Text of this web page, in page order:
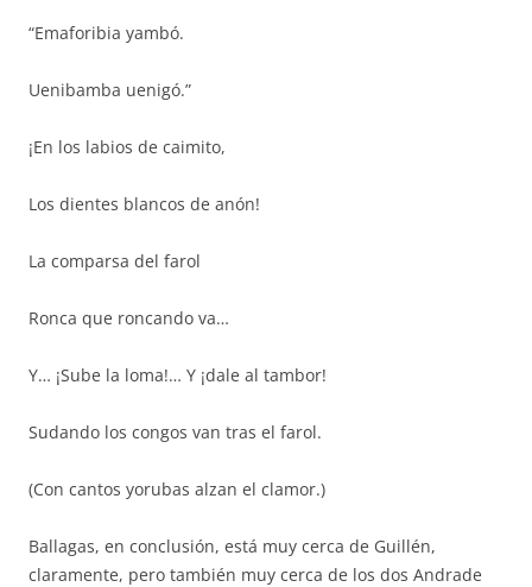
“Emaforibia yambó.
Uenibamba uenigó.”
¡En los labios de caimito,
Los dientes blancos de anón!
La comparsa del farol
Ronca que roncando va…
Y… ¡Sube la loma!… Y ¡dale al tambor!
Sudando los congos van tras el farol.
(Con cantos yorubas alzan el clamor.)
Ballagas, en conclusión, está muy cerca de Guillén,
claramente, pero también muy cerca de los dos Andrade